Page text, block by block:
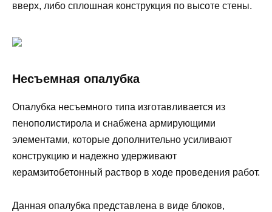
вверх, либо сплошная конструкция по высоте стены.
Несъемная опалубка
Опалубка несъемного типа изготавливается из
пенополистирола и снабжена армирующими
элементами, которые дополнительно усиливают
конструкцию и надежно удерживают
керамзитобетонный раствор в ходе проведения работ.
Данная опалубка представлена в виде блоков,